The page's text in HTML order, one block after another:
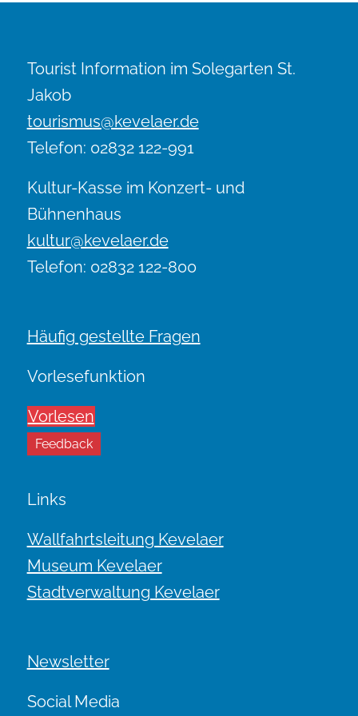
Tourist Information im Solegarten St.
Jakob
tourismus@kevelaer.de
Telefon: 02832 122-991
Kultur-Kasse im Konzert- und
Bühnenhaus
kultur@kevelaer.de
Telefon: 02832 122-800
Häufig gestellte Fragen
Vorlesefunktion
Vorlesen
Feedback
Links
Wallfahrtsleitung Kevelaer
Museum Kevelaer
Stadtverwaltung Kevelaer
Newsletter
Social Media